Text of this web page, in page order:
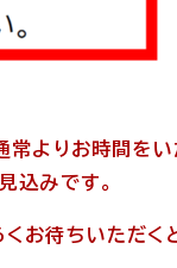
常よりお時間を
込みです。
お待ちいただく